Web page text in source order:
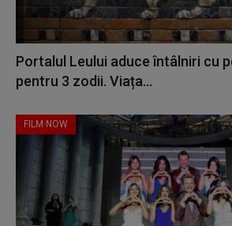
Portalul Leului aduce întâlniri cu
pentru 3 zodii. Viața...
FILM NOW